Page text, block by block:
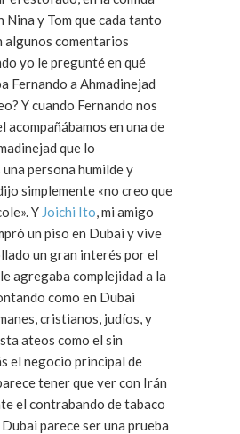
Nina y Tom que cada tanto
algunos comentarios
Fernando a Ahmadinejad
nos
acompañábamos en una de
que lo
persona humilde y
simplemente «no creo que
pueda ir tengo cole». Y Joichi Ito, mi amigo
un piso en Dubai y vive
un gran interés por el
agregaba complejidad a la
como en Dubai
cristianos, judíos, y
ateos como el sin
tener que ver con Irán
el contrabando de tabaco
parece ser una prueba